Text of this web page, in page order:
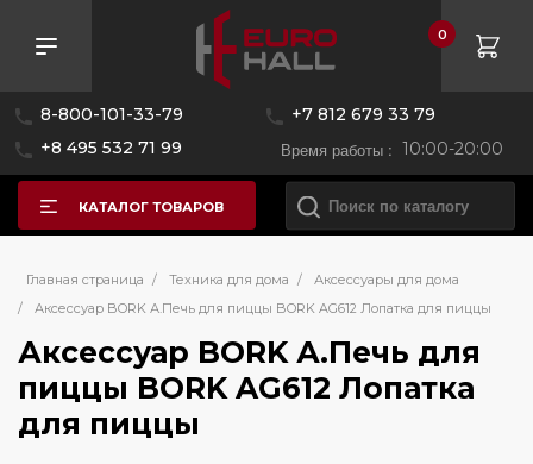
8-800-101-33-79
+7 812 679 33 79
+8 495 532 71 99
Время работы : 10:00-20:00
0
КАТАЛОГ ТОВАРОВ
Главная страница / Техника для дома /
Аксессуары для дома
/
Аксессуар BORK А.Печь для пиццы BORK AG612 Лопатка для пиццы
Аксессуар BORK А.Печь для
пиццы BORK AG612 Лопатка
для пиццы